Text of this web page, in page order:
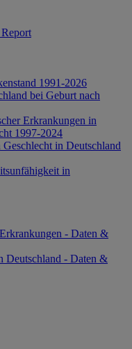
1991-2026
bei Geburt nach
Erkrankungen in
1997-2024
in Deutschland
in
- Daten &
Deutschland - Daten &